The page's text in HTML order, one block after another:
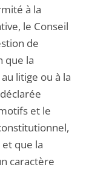
à la
le Conseil
de
que la
litige ou à la
et le
que la
caractère